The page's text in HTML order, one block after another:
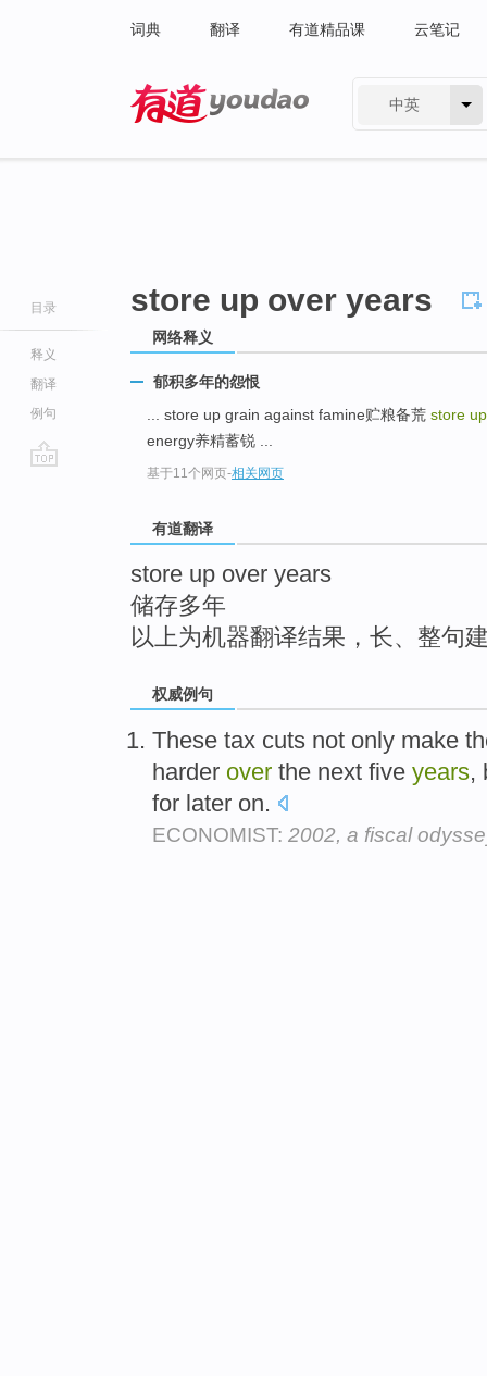
词典 翻译 有道精品课 云笔记
中英
目录
释义
翻译
例句
store up over years
网络释义
郁积多年的怨恨
... store up grain against famine贮粮备荒 store
energy养精蓄锐 ...
基于11个网页-相关网页
有道翻译
store up over years
储存多年
以上为机器翻译结果，长、整句
权威例句
These tax cuts not only make
harder over the next five years,
for later on.
ECONOMIST: 2002, a fiscal